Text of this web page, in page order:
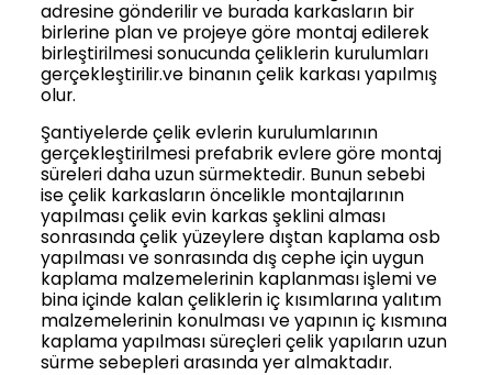
adresine gönderilir ve burada karkasların bir
birlerine plan ve projeye göre montaj edilerek
birleştirilmesi sonucunda çeliklerin kurulumları
gerçekleştirilir.ve binanın çelik karkası yapılmış
olur.
Şantiyelerde çelik evlerin kurulumlarının
gerçekleştirilmesi prefabrik evlere göre montaj
süreleri daha uzun sürmektedir. Bunun sebebi
ise çelik karkasların öncelikle montajlarının
yapılması çelik evin karkas şeklini alması
sonrasında çelik yüzeylere dıştan kaplama osb
yapılması ve sonrasında dış cephe için uygun
kaplama malzemelerinin kaplanması işlemi ve
bina içinde kalan çeliklerin iç kısımlarına yalıtım
malzemelerinin konulması ve yapının iç kısmına
kaplama yapılması süreçleri çelik yapıların uzun
sürme sebepleri arasında yer almaktadır.